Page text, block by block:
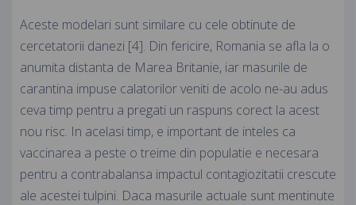
Aceste modelari sunt similare cu cele obtinute de
cercetatorii danezi [4]. Din fericire, Romania se afla la o
anumita distanta de Marea Britanie, iar masurile de
carantina impuse calatorilor veniti de acolo ne-au adus
ceva timp pentru a pregati un raspuns corect la acest
nou risc. In acelasi timp, e important de inteles ca
vaccinarea a peste o treime din populatie e necesara
pentru a contrabalansa impactul contagiozitatii crescute
ale acestei tulpini. Daca masurile actuale sunt mentinute